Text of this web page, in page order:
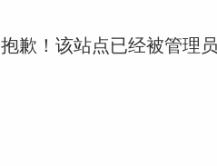
抱歉！该站点已经被管理